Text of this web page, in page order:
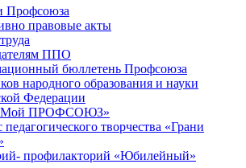
Профсоюза
правовые акты
ППО
бюллетень Профсоюза
народного образования и науки
Федерации
«Мой ПРОФСОЮЗ»
творчества «Грани
профилакторий «Юбилейный»